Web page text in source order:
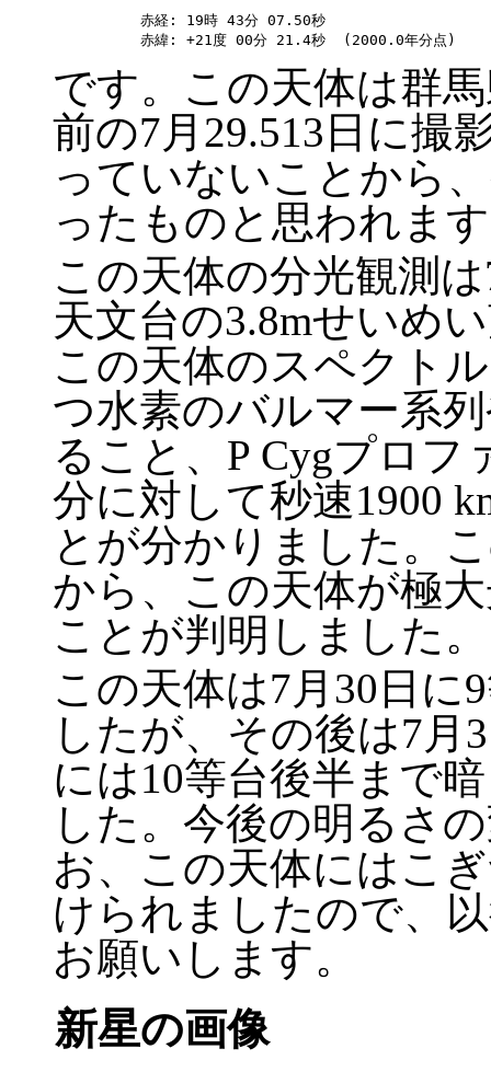
赤経: 19時 43分 07.50秒
です。この天体は群
前の7月29.513日に撮
っていないことから
ったものと思われま
この天体の分光観測
天文台の3.8mせいめ
この天体のスペクト
つ水素のバルマー系
ること、P Cygプロフ
分に対して秒速1900
とが分かりました。
から、この天体が極
ことが判明しました。
この天体は7月30日に
したが、その後は7月
には10等台後半まで
した。今後の明るさ
お、この天体にはこ
けられましたので、
お願いします。
新星の画像